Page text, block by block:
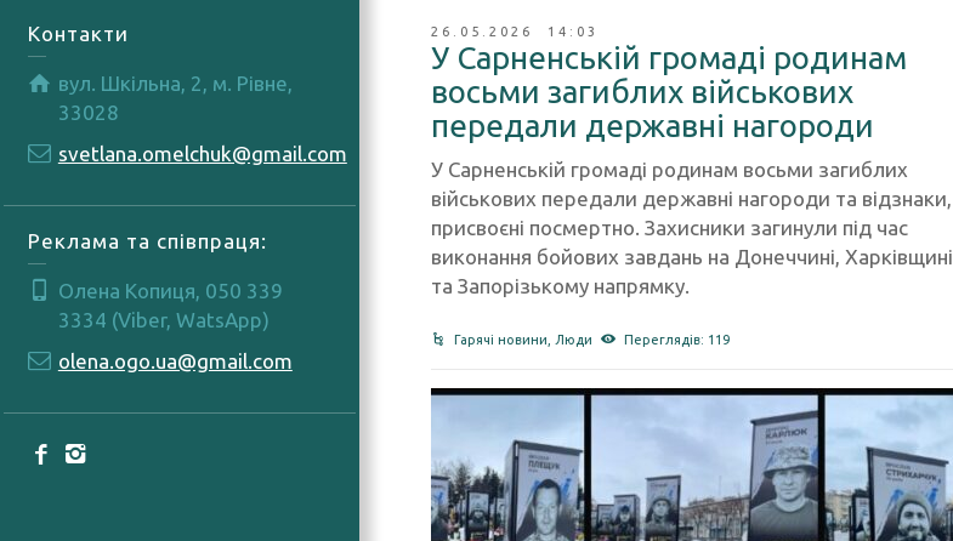
Контакти
вул. Шкільна, 2, м. Рівне,
33028
svetlana.omelchuk@gmail.com
Реклама та співпраця:
Олена Копиця, 050 339
3334 (Viber, WatsApp)
olena.ogo.ua@gmail.com
26.05.2026 14:03
У Сарненській громаді родинам
восьми загиблих військових
передали державні нагороди
У Сарненській громаді родинам восьми загиблих
військових передали державні нагороди та відзнаки,
присвоєні посмертно. Захисники загинули під час
виконання бойових завдань на Донеччині, Харківщині
та Запорізькому напрямку.
Гарячі новини Люди Переглядів: 119